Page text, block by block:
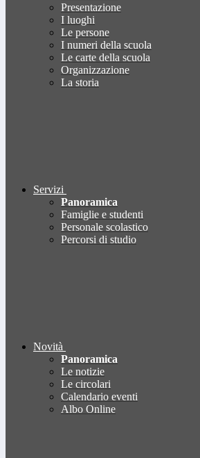
Presentazione
I luoghi
Le persone
I numeri della scuola
Le carte della scuola
Organizzazione
La storia
Servizi
Panoramica
Famiglie e studenti
Personale scolastico
Percorsi di studio
Novità
Panoramica
Le notizie
Le circolari
Calendario eventi
Albo Online